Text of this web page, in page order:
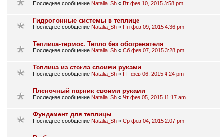
Последнее сообщение Natalia_Sh « Вт фев 10, 2015 3:58 pm
Гидропонные системы в теплице
Последнее сообщение Natalia_Sh « Пн фев 09, 2015 4:36 pm
Теплица-термос. Тепло без обогревателя
Последнее сообщение Natalia_Sh « Сб фев 07, 2015 3:28 pm
Теплица из стекла своими руками
Последнее сообщение Natalia_Sh « Пт фев 06, 2015 4:24 pm
Пленочный парник своими руками
Последнее сообщение Natalia_Sh « Чт фев 05, 2015 11:17 am
Фундамент для теплицы
Последнее сообщение Natalia_Sh « Ср фев 04, 2015 2:07 pm